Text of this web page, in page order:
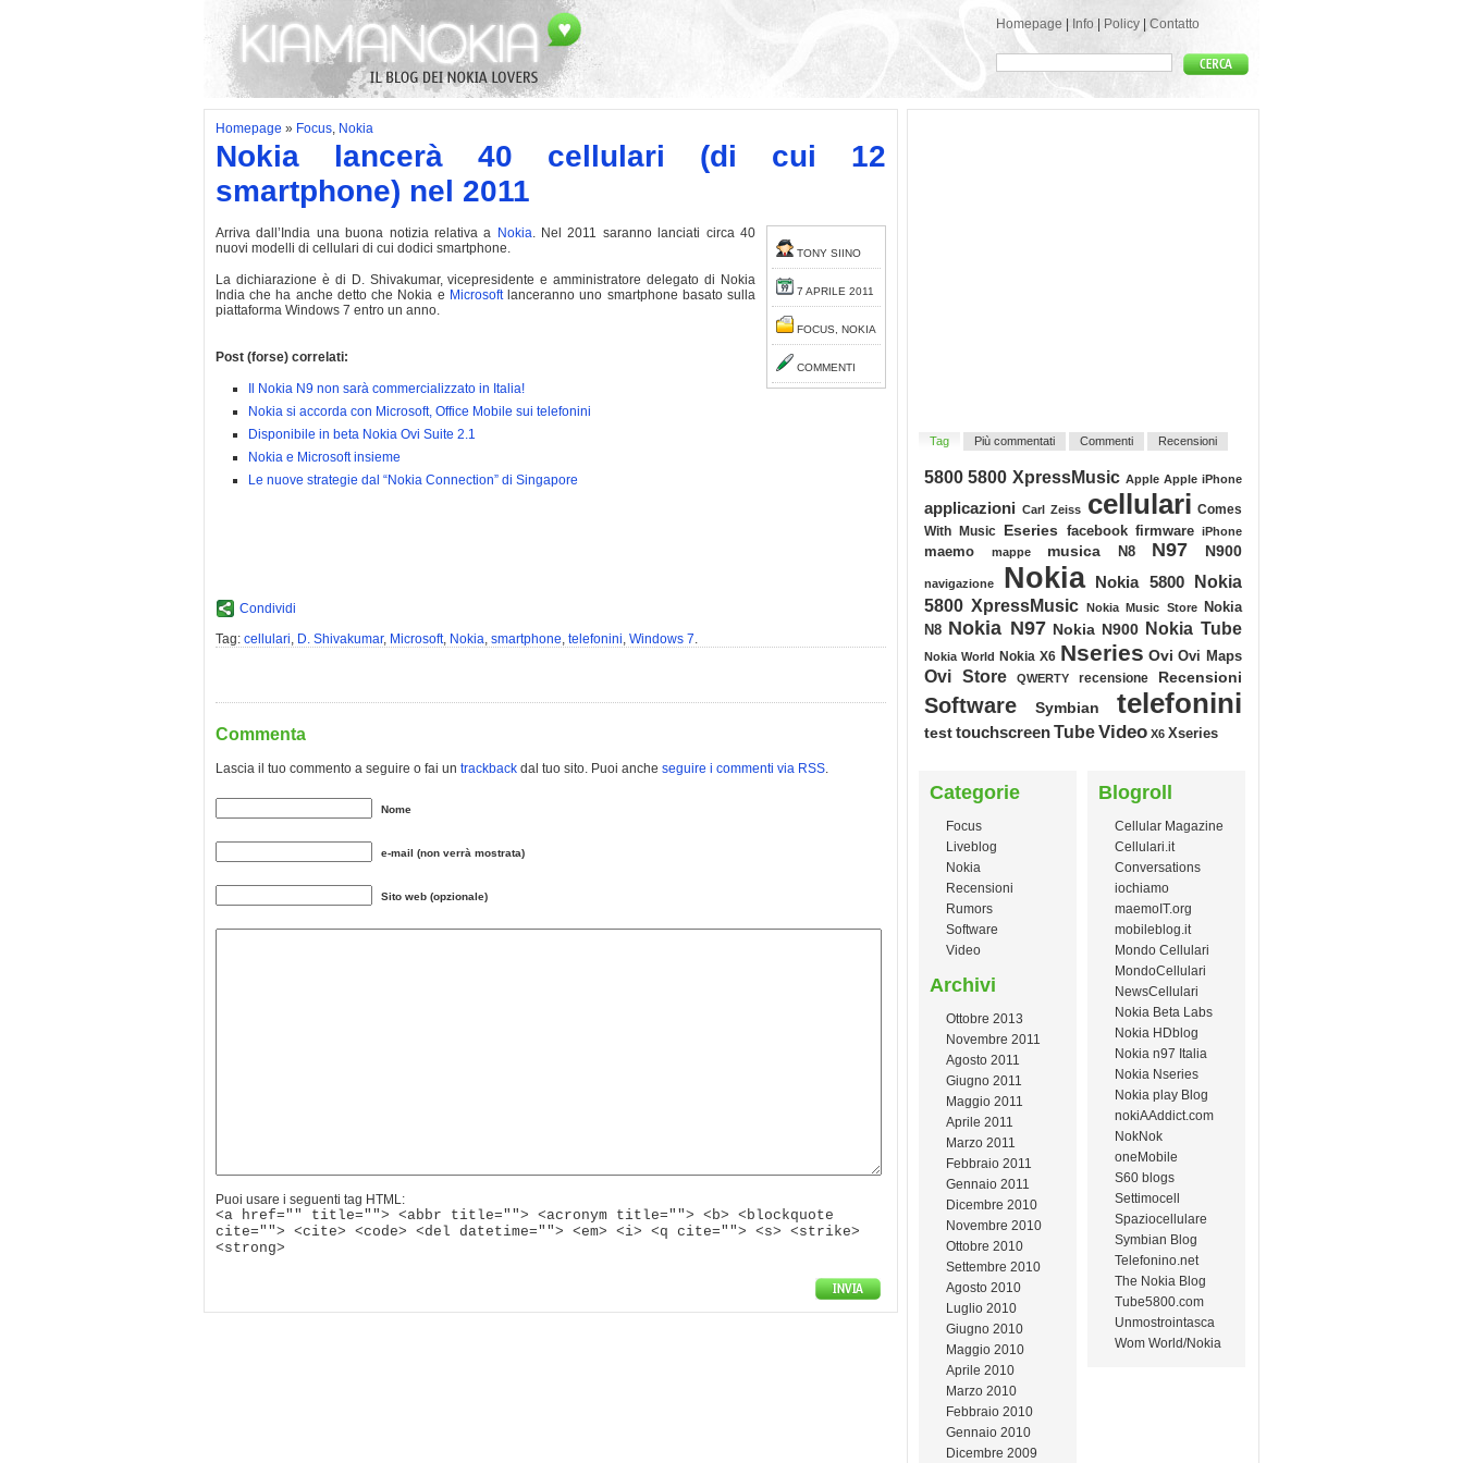
Homepage Info Policy Contatto
Homepage » Focus, Nokia
Nokia lancerà 40 cellulari (di cui 12
smartphone) nel 2011
TONY SIINO
7 APRILE 2011
FOCUS NOKIA
COMMENTI
Arriva dall’India una buona notizia relativa a Nokia. Nel 2011 saranno lanciati circa 40
nuovi modelli di cellulari di cui dodici smartphone.
La dichiarazione è di D. Shivakumar, vicepresidente e amministratore delegato di Nokia
India che ha anche detto che Nokia e Microsoftlanceranno uno smartphone basato sulla
piattaforma Windows 7 entro un anno.
Post (forse) correlati:
Il Nokia N9 non sarà commercializzato in Italia!
Nokia si accorda con Microsoft, Office Mobile sui telefonini
Disponibile in beta Nokia Ovi Suite 2.1
Nokia e Microsoft insieme
Le nuove strategie dal “Nokia Connection” di Singapore
Condividi
Tag: cellulari, D. Shivakumar, Microsoft, Nokia, smartphone, telefonini, Windows 7.
Commenta
Lascia il tuo commento a seguire o fai un trackback dal tuo sito. Puoi anche seguire i commenti via RSS.
Nome
e-mail (non verrà mostrata)
Sito web (opzionale)
Puoi usare i seguenti tag HTML:
<a href="" title=""> <abbr title=""> <acronym title=""> <b> <blockquote
cite=""> <cite> <code> <del datetime=""> <em> <i> <q cite=""> <s> <strike>
<strong>
Tag Più commentati Commenti Recensioni
5800 5800 XpressMusic Apple Apple iPhone
applicazioni Carl Zeiss cellulari Comes
With Music
Eseries facebook firmware iPhone
maemo mappe musica N8 N97 N900
navigazione Nokia Nokia 5800 Nokia
5800 XpressMusic Nokia Music Store
Nokia
N8 Nokia N97 Nokia N900 Nokia Tube
Nokia World Nokia X6 Nseries Ovi Ovi Maps
Ovi Store QWERTY recensione Recensioni
Software Symbian telefonini
testtouchscreenTubeVideo X6 Xseries
Categorie
Focus
Liveblog
Nokia
Recensioni
Rumors
Software
Video
Archivi
Ottobre 2013
Novembre 2011
Agosto 2011
Giugno 2011
Maggio 2011
Aprile 2011
Marzo 2011
Febbraio 2011
Gennaio 2011
Dicembre 2010
Novembre 2010
Ottobre 2010
Settembre 2010
Agosto 2010
Luglio 2010
Giugno 2010
Maggio 2010
Aprile 2010
Marzo 2010
Febbraio 2010
Gennaio 2010
Dicembre 2009
Blogroll
Cellular Magazine
Cellulari.it
Conversations
iochiamo
maemoIT.org
mobileblog.it
Mondo Cellulari
MondoCellulari
NewsCellulari
Nokia Beta Labs
Nokia HDblog
Nokia n97 Italia
Nokia Nseries
Nokia play Blog
nokiAAddict.com
NokNok
oneMobile
S60 blogs
Settimocell
Spaziocellulare
Symbian Blog
Telefonino.net
The Nokia Blog
Tube5800.com
Unmostrointasca
Wom World/Nokia